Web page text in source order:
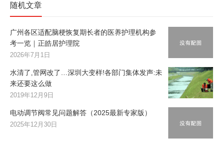
随机文章
广州各区适配脑梗恢复期长者的医养护理机构参
考一览｜正皓居护理院
2026年7月1日
水清了,管网改了…深圳大变样!各部门集体发声:未
来还要这么做
2019年12月9日
电动调节阀常见问题解答（2025最新专家版）
2025年12月30日